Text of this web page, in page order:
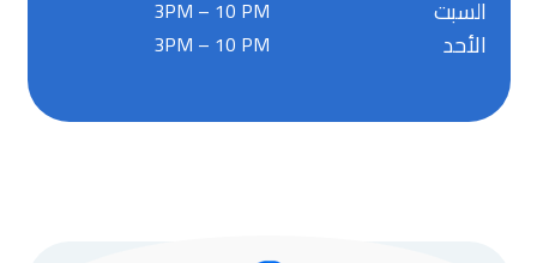
3PM – 10 PM السبت
3PM – 10 PM الأحد